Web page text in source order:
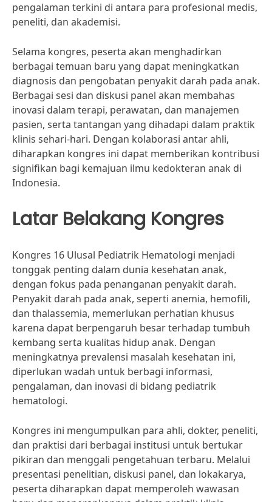
pengalaman terkini di antara para profesional medis,
peneliti, dan akademisi.
Selama kongres, peserta akan menghadirkan
berbagai temuan baru yang dapat meningkatkan
diagnosis dan pengobatan penyakit darah pada anak.
Berbagai sesi dan diskusi panel akan membahas
inovasi dalam terapi, perawatan, dan manajemen
pasien, serta tantangan yang dihadapi dalam praktik
klinis sehari-hari. Dengan kolaborasi antar ahli,
diharapkan kongres ini dapat memberikan kontribusi
signifikan bagi kemajuan ilmu kedokteran anak di
Indonesia.
Latar Belakang Kongres
Kongres 16 Ulusal Pediatrik Hematologi menjadi
tonggak penting dalam dunia kesehatan anak,
dengan fokus pada penanganan penyakit darah.
Penyakit darah pada anak, seperti anemia, hemofili,
dan thalassemia, memerlukan perhatian khusus
karena dapat berpengaruh besar terhadap tumbuh
kembang serta kualitas hidup anak. Dengan
meningkatnya prevalensi masalah kesehatan ini,
diperlukan wadah untuk berbagi informasi,
pengalaman, dan inovasi di bidang pediatrik
hematologi.
Kongres ini mengumpulkan para ahli, dokter, peneliti,
dan praktisi dari berbagai institusi untuk bertukar
pikiran dan menggali pengetahuan terbaru. Melalui
presentasi penelitian, diskusi panel, dan lokakarya,
peserta diharapkan dapat memperoleh wawasan